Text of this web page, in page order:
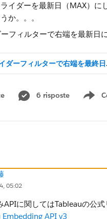
イダーを最新日（MAX）に
か。。。
日付
6 risposte
05:02
APIに関してはTableauの公
Embedding API v3